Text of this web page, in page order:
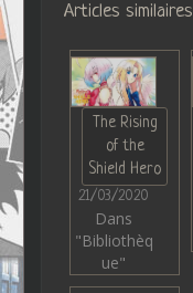
Articles similaires
The Rising
of the
Shield Hero
21/03/2020
Dans
"Bibliothèq
ue"